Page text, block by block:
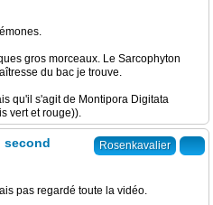
gros morceaux. Le Sarcophyton
du bac je trouve.
qu'il s'agit de Montipora Digitata
vert et rouge)).
Rosenkavalier
second
pas regardé toute la vidéo.